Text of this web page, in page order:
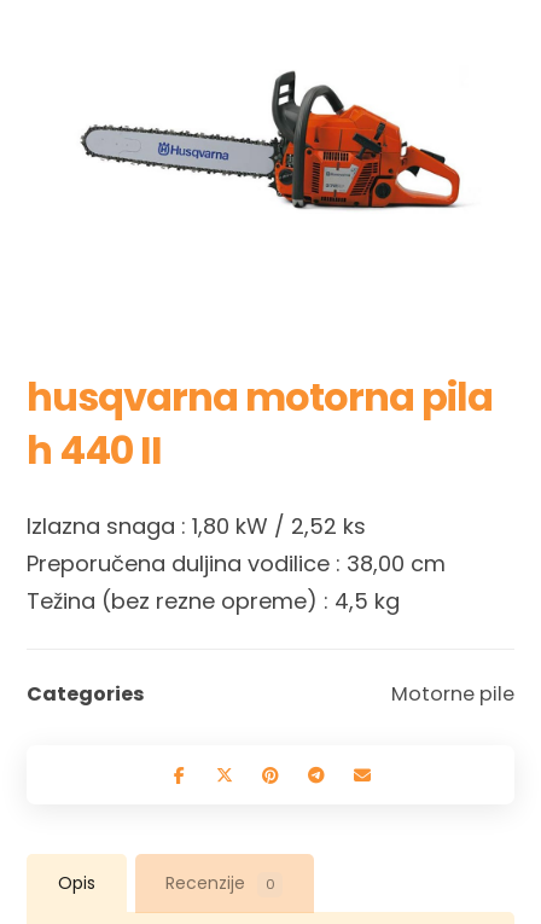
husqvarna motorna pila
h 440 II
Izlazna snaga : 1,80 kW / 2,52 ks
Preporučena duljina vodilice : 38,00 cm
Težina (bez rezne opreme) : 4,5 kg
Categories Motorne pile
Opis Recenzije 0